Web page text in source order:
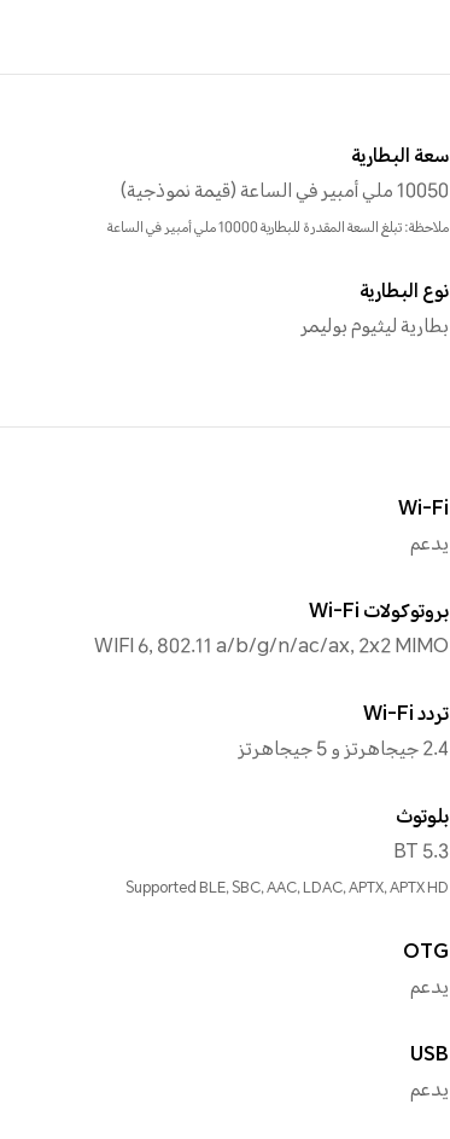
سعة البطارية
10050 ملي أمبير في الساعة (قيمة نموذجية)
ملاحظة: تبلغ السعة المقدرة للبطارية 10000 ملي أمبير في الساعة
نوع البطارية
بطارية ليثيوم بوليمر
Wi-Fi
يدعم
بروتوكولات Wi-Fi
WIFI 6, 802.11 a/b/g/n/ac/ax, 2x2 MIMO
تردد Wi-Fi
2.4 جيجاهرتز و 5 جيجاهرتز
بلوتوث
BT 5.3
Supported BLE, SBC, AAC, LDAC, APTX, APTX HD
OTG
يدعم
USB
يدعم